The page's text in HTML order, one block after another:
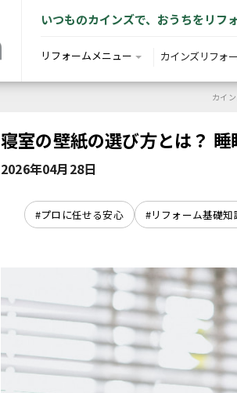
いつものカインズで、おうちをリフ
リフォームメニュー カインズリフォ
カイ
寝室の壁紙の選び方とは？
2026年04月28日
#プロに任せる安心 #リフォーム基礎知